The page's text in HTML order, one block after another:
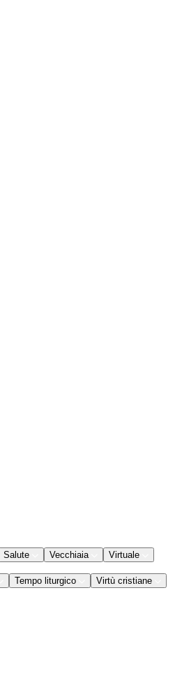
Salute Vecchiaia Virtuale
Tempo liturgico Virtù cristiane